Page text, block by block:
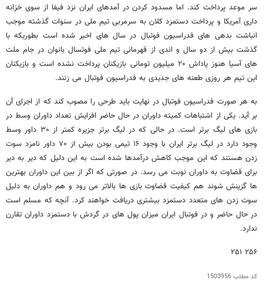
سر موعد پرداخت کند. اما مسدود کردن در آمدهای ایران نزد فیفا از سوی خزانه
داری آمریکا و پرداخت دستمزد کلان به سرمربی تیم ملی در سنوات گذشته موجب
انباشت بدهی های فدراسیون فوتبال در سال های اخیر شده است بطوریکه با
گذشت بیش از دو سال و اندی از قهرمانی تیم ملی فوتسال بانوان در جام ملت
های آسیا هنوز پاداش ۲۰ میلیون تومانی بازیکنان پرداخت نشده است و بازیکنان
این تیم هر روزی طعنه های جدیدی به فدراسیون فوتبال می زنند.
به هر صورت فدراسیون فوتبال در نهایت باید طرحی را مصوب کند که از اجرای آن
بر آید. یکی از اشتباهات کمیته داوران در حال حاضر افزایش تعداد داوران وسط در
بازی های لیگ برتر است. در حالی که در لیگ برتر جزیره کمتر از ۳۰ داور وسط
وجود دارد در لیگ برتر ایران با وجود ۱۶ تیمی بودن بیش از ۷۰ داور نامزد سوت
زدن هستند که این موجب کاهش درآمدها شده است به این دلیل که دیر به دیر
برای قضاوت به داوران نوبت می رسد. در صورتی که اگر از بین این داوران بهترین
ها گزینش شوند هم کیفیت قضاوت بازی ها بالاتر می رود و هم داوران به دلیل
سوت زدن های متعدد دستمزد بیشتری دریافت خواهند کرد. آنچه که مسلم است
در حال حاضر و در فوتبال ایران میزان پول های در گردش با دستمزد داوران تقارن
ندارد.
۲۵۶ ۲۵۱
کد مطلب1503956